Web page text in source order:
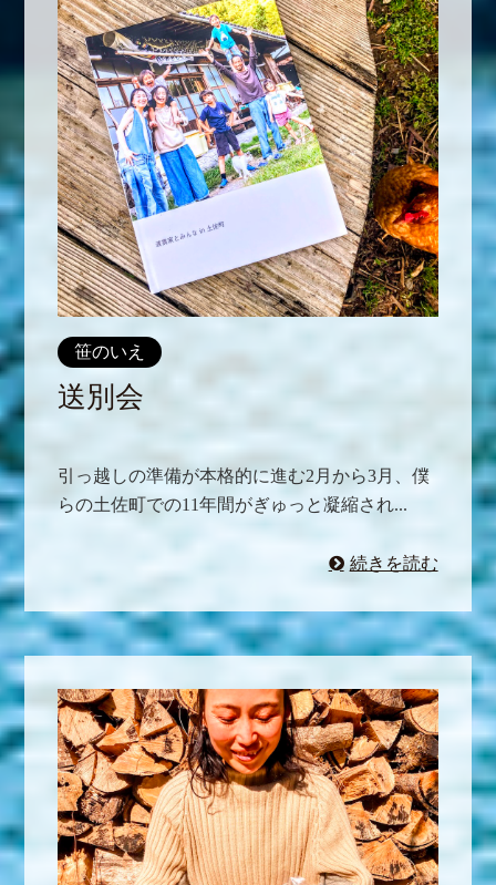
笹のいえ
送別会
引っ越しの準備が本格的に進む2月から3月、僕
らの土佐町での11年間がぎゅっと凝縮され...
続きを読む